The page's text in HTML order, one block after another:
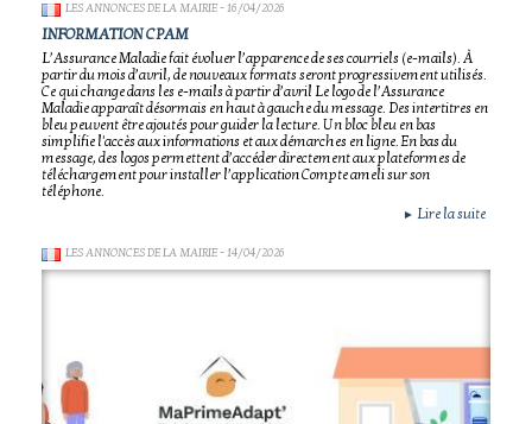
LES ANNONCES DE LA MAIRIE- 16/04/2026
INFORMATION CPAM
L’Assurance Maladie fait évoluer l’apparence de ses courriels (e-mails). À
partir du mois d’avril, de nouveaux formats seront progressivement utilisés.
Ce qui change dans les e-mails à partir d’avril Le logo de l’Assurance
Maladie apparaît désormais en haut à gauche du message. Des intertitres en
bleu peuvent être ajoutés pour guider la lecture. Un bloc bleu en bas
simplifie l'accès aux informations et aux démarches en ligne. En bas du
message, des logos permettent d’accéder directement aux plateformes de
téléchargement pour installer l’application Compte ameli sur son
téléphone.
► Lire la suite
LES ANNONCES DE LA MAIRIE- 14/04/2026